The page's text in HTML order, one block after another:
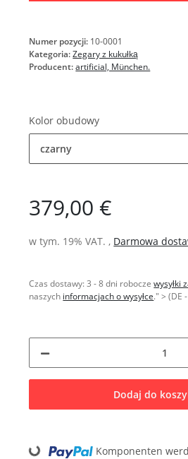
Numer pozycji: 10-0001
Kategoria:Zegary z kukułką
Producent:artificial, München.
Kolor obudowy
czarny
379,00 €
w tym. 19% VAT. , Darmowa
Czas dostawy:3 - 8 dni roboczewysyłki
naszych informacjach o wysyłce." > (DE
Dodaj do
Loading... Komponenten